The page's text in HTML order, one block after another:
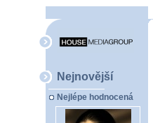
Nejnovější
Nejlépe hodnocená